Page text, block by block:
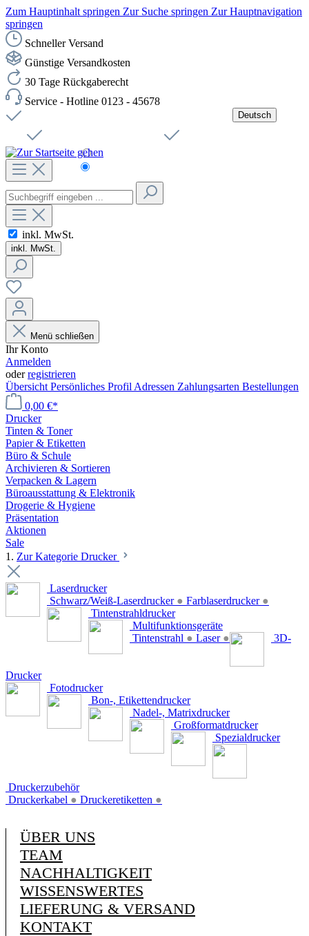
Zum Hauptinhalt springen Zur Suche springen Zur Hauptnavigation
springen
Schneller Versand
Günstige Versandkosten
30 Tage Rückgaberecht
Service - Hotline 0123 - 45678
Deutsch
Čeština
inkl. MwSt.
inkl. MwSt.
Menü schließen
Ihr Konto
Anmelden
oderregistrieren
Übersicht Persönliches Profil Adressen Zahlungsarten Bestellungen
0,00 €*
Drucker
Tinten & Toner
Papier & Etiketten
Büro & Schule
Archivieren & Sortieren
Verpacken & Lagern
Büroausstattung & Elektronik
Drogerie & Hygiene
Präsentation
Aktionen
Sale
1. Zur Kategorie Drucker
Laserdrucker
Schwarz/Weiß-Laserdrucker ● Farblaserdrucker ●
Tintenstrahldrucker
Multifunktionsgeräte
Tintenstrahl ● Laser ● 3D-
Drucker
Fotodrucker
Bon-, Etikettendrucker
Nadel-, Matrixdrucker
Großformatdrucker
Spezialdrucker
Druckerzubehör
Druckerkabel ● Druckeretiketten ●
ÜBER UNS
TEAM
NACHHALTIGKEIT
WISSENSWERTES
LIEFERUNG & VERSAND
KONTAKT